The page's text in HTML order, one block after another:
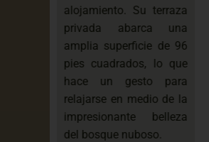
alojamiento. Su terraza
privada abarca una
amplia superficie de 96
pies cuadrados, lo que
hace un gesto para
relajarse en medio de la
impresionante belleza
del bosque nuboso.